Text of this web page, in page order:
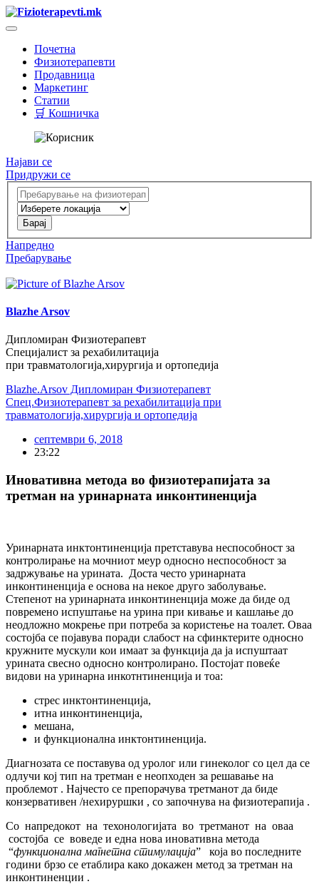
Почетна
Физиотерапевти
Продавница
Маркетинг
Статии
🛒 Кошничка
Најави се
Придружи се
Напредно
Пребарување
Blazhe Arsov
Дипломиран Физиотерапевт
Специјалист за рехабилитација
при травматологија,хирургија и ортопедија
Blazhe.Arsov Дипломиран Физиотерапевт
Спец.Физиотерапевт за рехабилитација при
травматологија,хирургија и ортопедија
септември 6, 2018
23:22
Иновативна метода во физиотерапијата за
третман на уринарната инконтиненција
Уринарната инктонтиненција претставува неспособност за
контролирање на мочниот меур односно неспособност за
задржување на урината. Доста често уринарната
инконтиненција е основа на некое друго заболување.
Степенот на уринарната инконтиненција може да биде од
повремено испуштање на урина при кивање и кашлање до
неодложно мокрење при потреба за користење на тоалет. Оваа
состојба се појавува поради слабост на сфинктерите односно
кружните мускули кои имаат за функција да ја испуштаат
урината свесно односно контролирано. Постојат повеќе
видови на уринарна инкотнтиненција и тоа:
стрес инктонтиненција,
итна инконтиненција,
мешана,
и функционална инктонтиненција.
Диагнозата се поставува од уролог или гинеколог со цел да се
одлучи кој тип на третман е неопходен за решавање на
проблемот . Најчесто се препорачува третманот да биде
конзервативен /нехируршки , со започнува на физиотерапија .
Со напредокот на техонологијата во третманот на оваа
состојба се воведе и една нова иновативна метода
“функционална магнетна стимулација” која во последните
години брзо се етаблира како докажен метод за третман на
инконтиненции .